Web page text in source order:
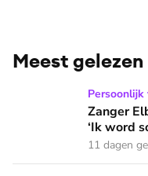
Meest gelezen
Zanger Elbert Smelt
Persoonlijk
Zanger
‘Ik word
11 dagen